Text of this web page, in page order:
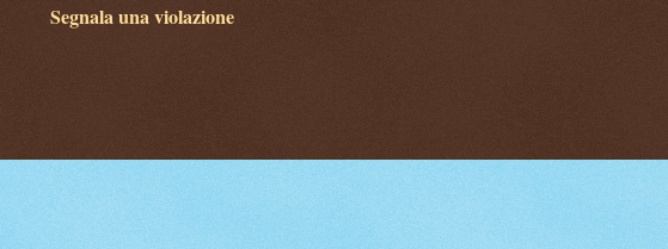
Segnala una violazione